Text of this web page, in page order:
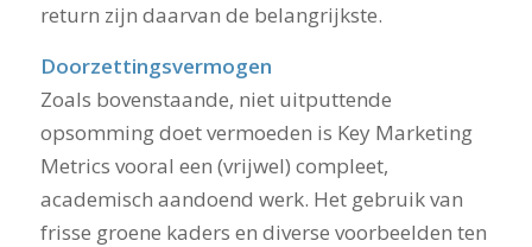
return zijn daarvan de belangrijkste.
Doorzettingsvermogen
Zoals bovenstaande, niet uitputtende
opsomming doet vermoeden is Key Marketing
Metrics vooral een (vrijwel) compleet,
academisch aandoend werk. Het gebruik van
frisse groene kaders en diverse voorbeelden ten